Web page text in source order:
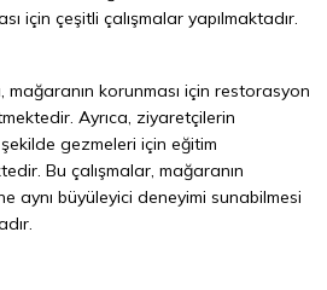
için çeşitli çalışmalar yapılmaktadır.
mağaranın korunması için restorasyon
Ayrıca, ziyaretçilerin
gezmeleri için eğitim
Bu çalışmalar, mağaranın
aynı büyüleyici deneyimi sunabilmesi